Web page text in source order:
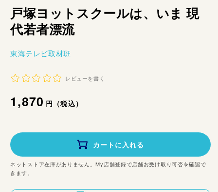
戸塚ヨットスクールは、いま 現
代若者漂流
東海テレビ取材班
レビューを書く
通
価
格
1,870円（税込）
カートに入れる
ネットストア在庫がありません。My店舗登録で店舗お受け取り可否を確認で
きます。